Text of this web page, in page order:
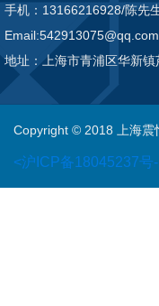
手机：13166216928/陈先
Email:542913075@qq.com
地址：上海市青浦区华新
Copyright © 2018 上海震
<沪ICP备18045237号